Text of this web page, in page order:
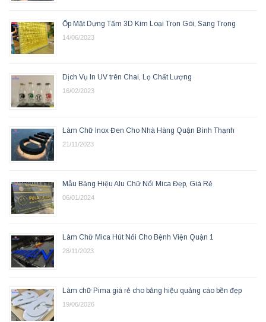
Ốp Mặt Dựng Tấm 3D Kim Loại Trọn Gói, Sang Trọng
14/06/2023
Dịch Vụ In UV trên Chai, Lọ Chất Lượng
16/02/2023
Làm Chữ Inox Đen Cho Nhà Hàng Quận Bình Thạnh
21/11/2023
Mẫu Bảng Hiệu Alu Chữ Nổi Mica Đẹp, Giá Rẻ
06/01/2024
Làm Chữ Mica Hút Nổi Cho Bệnh Viện Quận 1
28/11/2023
Làm chữ Pima giá rẻ cho bảng hiệu quảng cáo bền đẹp
19/06/2026